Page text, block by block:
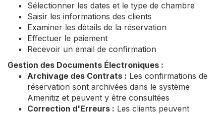
Sélectionner les dates et le type de chambre
Saisir les informations des clients
Examiner les détails de la réservation
Effectuer le paiement
Recevoir un email de confirmation
Gestion des Documents Électroniques :
Archivage des Contrats : Les confirmations de
réservation sont archivées dans le système
Amenitiz et peuvent y être consultées
Correction d'Erreurs : Les clients peuvent